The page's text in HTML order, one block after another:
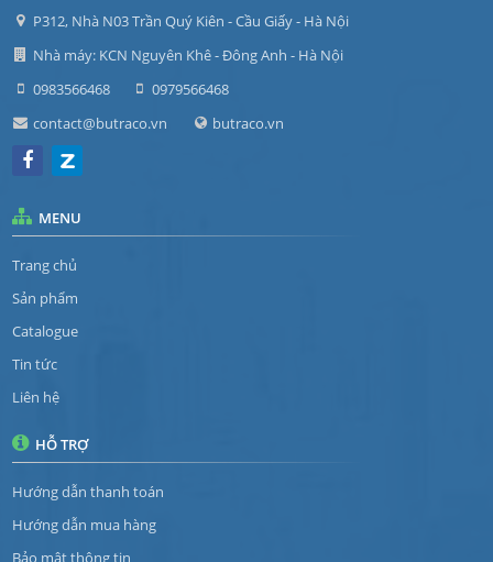
P312, Nhà N03 Trần Quý Kiên - Cầu Giấy - Hà Nội
Nhà máy: KCN Nguyên Khê - Đông Anh - Hà Nội
0983566468
0979566468
contact@butraco.vn
butraco.vn
MENU
Trang chủ
Sản phẩm
Catalogue
Tin tức
Liên hệ
HỖ TRỢ
Hướng dẫn thanh toán
Hướng dẫn mua hàng
Bảo mật thông tin